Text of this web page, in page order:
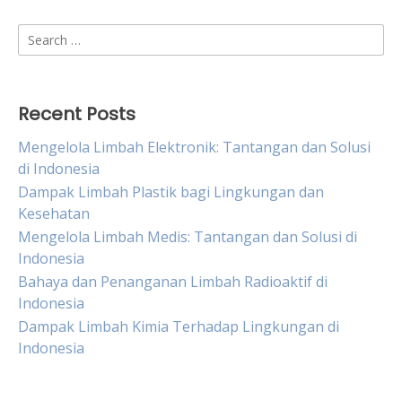
Search
for:
Recent Posts
Mengelola Limbah Elektronik: Tantangan dan Solusi
di Indonesia
Dampak Limbah Plastik bagi Lingkungan dan
Kesehatan
Mengelola Limbah Medis: Tantangan dan Solusi di
Indonesia
Bahaya dan Penanganan Limbah Radioaktif di
Indonesia
Dampak Limbah Kimia Terhadap Lingkungan di
Indonesia